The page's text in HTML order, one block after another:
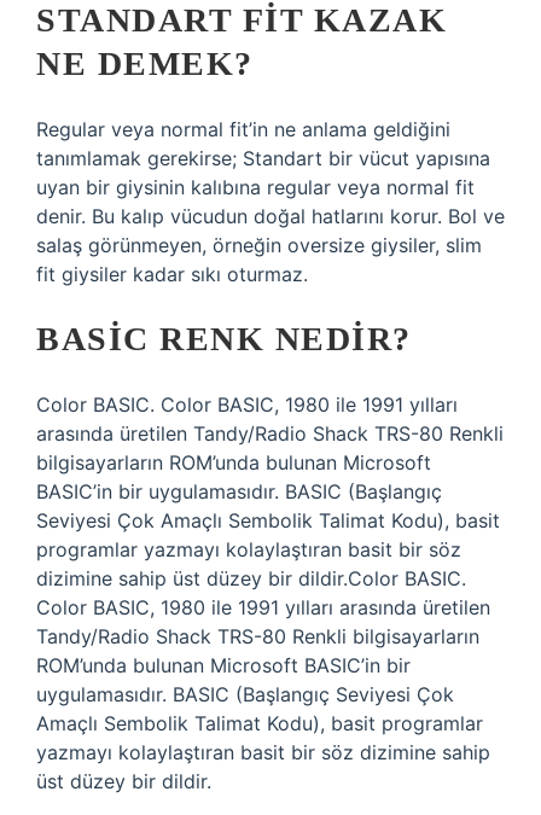
STANDART FIT KAZAK
NE DEMEK?
Regular veya normal fit’in ne anlama geldiğini
tanımlamak gerekirse; Standart bir vücut yapısına
uyan bir giysinin kalıbına regular veya normal fit
denir. Bu kalıp vücudun doğal hatlarını korur. Bol ve
salaş görünmeyen, örneğin oversize giysiler, slim
fit giysiler kadar sıkı oturmaz.
BASIC RENK NEDIR?
Color BASIC. Color BASIC, 1980 ile 1991 yılları
arasında üretilen Tandy/Radio Shack TRS-80 Renkli
bilgisayarların ROM’unda bulunan Microsoft
BASIC’in bir uygulamasıdır. BASIC (Başlangıç ​​
Seviyesi Çok Amaçlı Sembolik Talimat Kodu), basit
programlar yazmayı kolaylaştıran basit bir söz
dizimine sahip üst düzey bir dildir.Color BASIC.
Color BASIC, 1980 ile 1991 yılları arasında üretilen
Tandy/Radio Shack TRS-80 Renkli bilgisayarların
ROM’unda bulunan Microsoft BASIC’in bir
uygulamasıdır. BASIC (Başlangıç ​​Seviyesi Çok
Amaçlı Sembolik Talimat Kodu), basit programlar
yazmayı kolaylaştıran basit bir söz dizimine sahip
üst düzey bir dildir.